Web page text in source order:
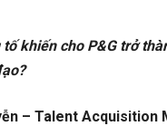
khiến cho P&G trở
– Talent Acquisition